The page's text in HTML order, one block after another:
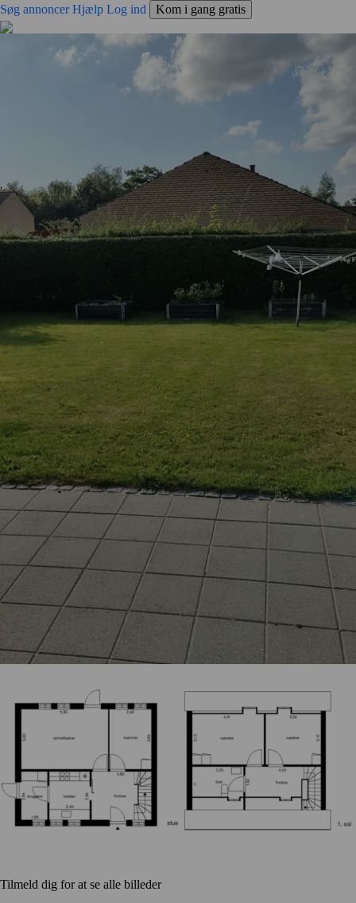
Søg annoncerHjælp Log ind Kom i gang gratis
Tilmeld dig for at se alle billeder